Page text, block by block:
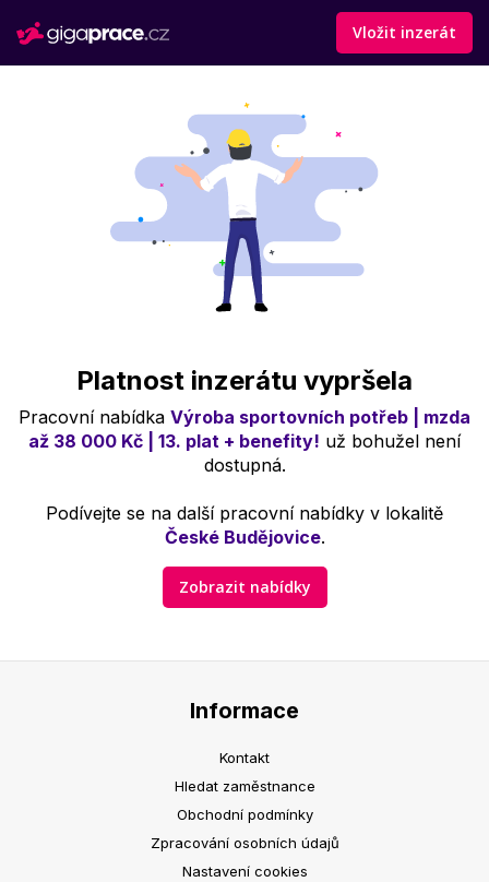
Vložit inzerát
Platnost inzerátu vypršela
Pracovní nabídka Výroba sportovních potřeb | mzda
až 38 000 Kč | 13. plat + benefity! už bohužel není
dostupná.
Podívejte se na další pracovní nabídky v lokalitě
České Budějovice.
Zobrazit nabídky
Informace
Kontakt
Hledat zaměstnance
Obchodní podmínky
Zpracování osobních údajů
Nastavení cookies